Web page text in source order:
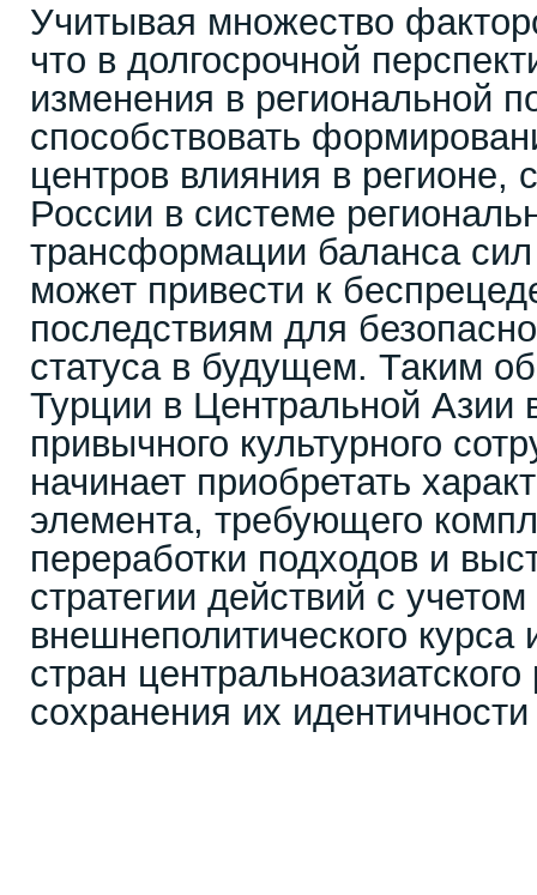
Учитывая множество
что в долгосрочной
изменения в региональной
способствовать
центров влияния в регионе,
России в системе
трансформации баланса
может привести к
последствиям для
статуса в будущем. Таким
Турции в Центральной Азии
привычного культурного
начинает приобретать
элемента, требующего
переработки подходов и
стратегии действий с
внешнеполитического курса
стран
сохранения их